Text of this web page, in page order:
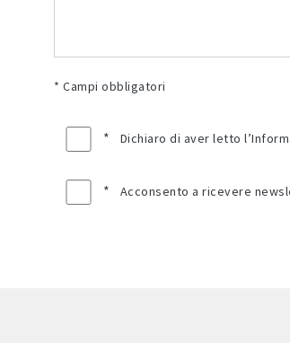
* Campi obbligatori
* Dichiaro di aver letto
* Acconsento a ricevere